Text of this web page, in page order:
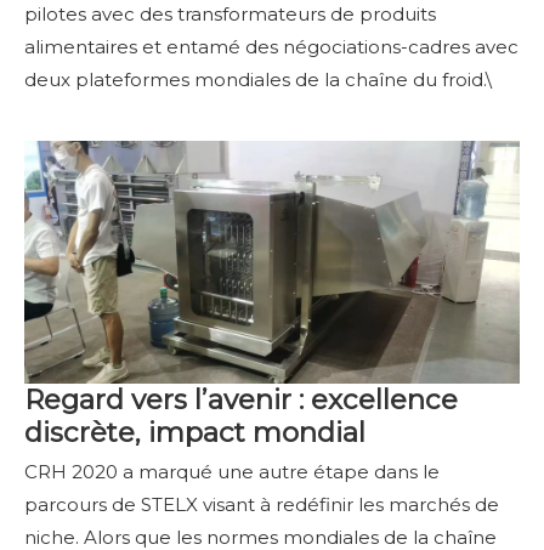
pilotes avec des transformateurs de produits
alimentaires et entamé des négociations-cadres avec
deux plateformes mondiales de la chaîne du froid.\
Regard vers l’avenir : excellence
discrète, impact mondial
CRH 2020 a marqué une autre étape dans le
parcours de STELX visant à redéfinir les marchés de
niche. Alors que les normes mondiales de la chaîne